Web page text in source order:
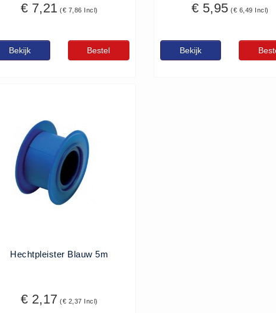
€ 7,21 (€ 7,86 Incl)
Bekijk Bestel
€ 5,95 (€ 6,49 Incl)
Bekijk
Hechtpleister Blauw 5m
€ 2,17 (€ 2,37 Incl)